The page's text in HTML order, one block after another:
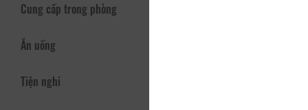
Cung cấp trong phòng
Ăn uống
Tiện nghi